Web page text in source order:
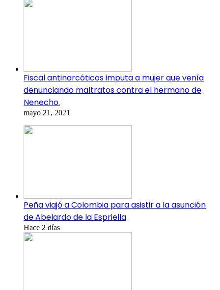
Fiscal antinarcóticos imputa a mujer que venía
denunciando maltratos contra el hermano de
Nenecho.
mayo 21, 2021
Peña viajó a Colombia para asistir a la asunción
de Abelardo de la Espriella
Hace 2 días